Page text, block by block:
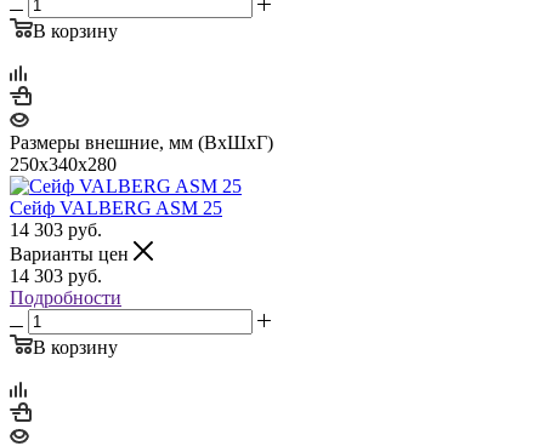
В корзину
Размеры внешние, мм (ВхШхГ)
250x340x280
Сейф VALBERG ASM 25
14 303 руб.
Варианты цен
14 303 руб.
Подробности
В корзину